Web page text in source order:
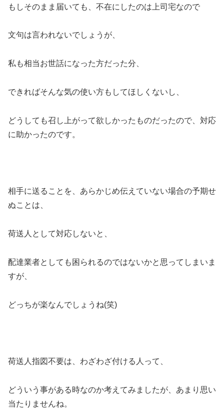
もしそのまま届いても、不在にしたのは上司宅なので
文句は言われないでしょうが、
私も相当お世話になった方だった分、
できればそんな気の使い方もしてほしくないし、
どうしても召し上がって欲しかったものだったので、対応
に助かったのです。
相手に送ることを、あらかじめ伝えていない場合の予期せ
ぬことは、
荷送人として対応しないと、
配達業者としても困られるのではないかと思ってしまいま
すが、
どっちが楽なんでしょうね(笑)
荷送人指図不要は、わざわざ付ける人って、
どういう事がある時なのか考えてみましたが、あまり思い
当たりませんね。